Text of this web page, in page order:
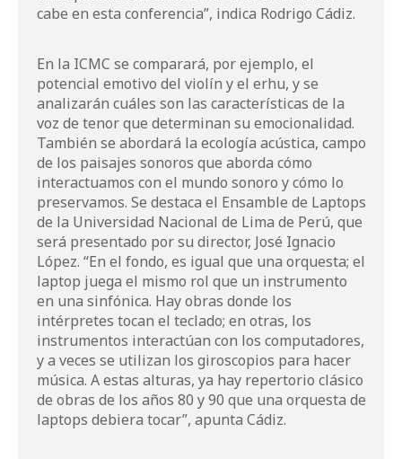
cabe en esta conferencia”, indica Rodrigo Cádiz.
En la ICMC se comparará, por ejemplo, el
potencial emotivo del violín y el erhu, y se
analizarán cuáles son las características de la
voz de tenor que determinan su emocionalidad.
También se abordará la ecología acústica, campo
de los paisajes sonoros que aborda cómo
interactuamos con el mundo sonoro y cómo lo
preservamos. Se destaca el Ensamble de Laptops
de la Universidad Nacional de Lima de Perú, que
será presentado por su director, José Ignacio
López. “En el fondo, es igual que una orquesta; el
laptop juega el mismo rol que un instrumento
en una sinfónica. Hay obras donde los
intérpretes tocan el teclado; en otras, los
instrumentos interactúan con los computadores,
y a veces se utilizan los giroscopios para hacer
música. A estas alturas, ya hay repertorio clásico
de obras de los años 80 y 90 que una orquesta de
laptops debiera tocar”, apunta Cádiz.